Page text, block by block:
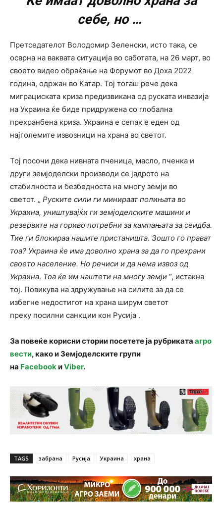
себе, но …
Претседателот Володомир Зеленски, исто така, се
осврна на ваквата ситуација во саботата, на 26 март, во
своето видео обраќање на Форумот во Доха 2022
година, одржан во Катар. Тој тогаш рече дека
миграциската криза предизвикана од руската инвазија
на Украина ќе биде придружена со глобална
прехранбена криза. Украина е сепак е еден од
најголемите извозници на храна во светот.
Тој посочи дека нивната пченица, масло, пченка и
други земјоделски производи се јадрото на
стабилноста и безбедноста на многу земји во
светот. „ Руските сили ги минираат полињата во
Украина, уништувајќи ги земјоделските машини и
резервите на гориво потребни за кампањата за сеидба.
Тие ги блокираа нашите пристаништа. Зошто го прават
тоа? Украина ќе има доволно храна за да го прехрани
своето население. Но речиси и да нема извоз од
Украина. Тоа ќе им наштети на многу земји “, истакна
тој. Повикува на здружување на силите за да се
избегне недостигот на храна ширум светот
преку посилни санкции кон Русија .
За повеќе корисни стории посетете ја рубриката агро
вести, како и Земјоделските групи
на FacebookиViber.
TAGS забрана Русија Украина храна